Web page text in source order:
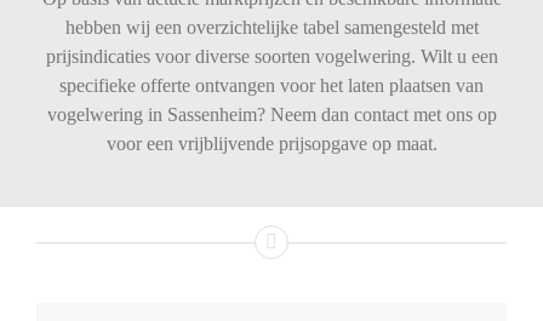
hebben wij een overzichtelijke tabel samengesteld met
prijsindicaties voor diverse soorten vogelwering. Wilt u een
specifieke offerte ontvangen voor het laten plaatsen van
vogelwering in Sassenheim? Neem dan contact met ons op
voor een vrijblijvende prijsopgave op maat.